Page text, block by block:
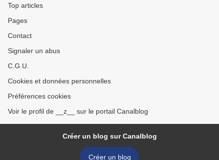
Top articles
Pages
Contact
Signaler un abus
C.G.U.
Cookies et données personnelles
Préférences cookies
Voir le profil de __z__ sur le portail Canalblog
Créer un blog sur Canalblog
Créer un blog